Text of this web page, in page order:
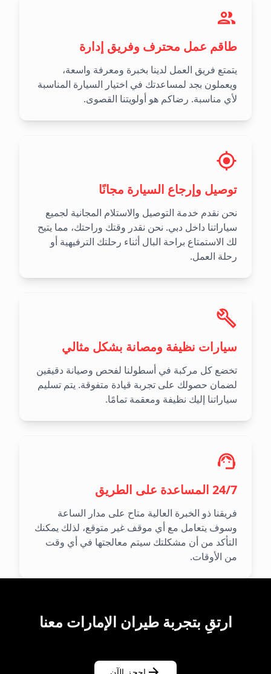
طاقم عمل محترف وفريق إدارة
يتمتع فريق العمل لدينا بخبرة ومعرفة واسعة،
ويعملون بجد لمساعدتك في اختيار السيارة المناسبة
لأي مناسبة. رضاكم هو أولويتنا القصوى.
توصيل وإرجاع السيارة مجانًا
نحن نقدم خدمة التوصيل والاستلام المجانية لجميع
سياراتنا داخل دبي. نحن نقدر وقتك وراحتك، مما يتيح
لك الاستمتاع براحة البال أثناء رحلتك الترفيهية أو
رحلة العمل.
سيارات نظيفة ومصانة بشكل مثالي
تخضع كل مركبة في أسطولنا لفحص وصيانة دقيقين
لضمان حصولك على تجربة قيادة متفوقة. يتم تسليم
سياراتنا إليك نظيفة ومعقمة تمامًا.
24/7 المساعدة على الطريق
فريقنا ذو الخبرة العالية متاح على مدار الساعة
وسوف يتعامل مع أي موقف غير متوقع، لذلك يمكنك
التأكد من أن مشكلتك سيتم معالجتها في أي وقت
من الأوقات.
ارتقِ بتجربة طيران الإمارات معنا